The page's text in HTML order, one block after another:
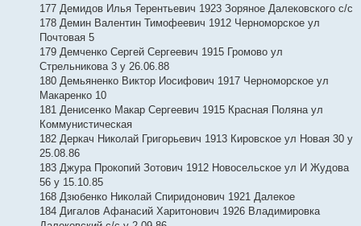
177 Демидов Илья Терентьевич 1923 Зоряное Далековского с/с
178 Демин Валентин Тимофеевич 1912 Черноморское ул
Почтовая 5
179 Демченко Сергей Сергеевич 1915 Громово ул
Стрельникова 3 у 26.06.88
180 Демьяненко Виктор Иосифович 1917 Черноморское ул
Макаренко 10
181 Денисенко Макар Сергеевич 1915 Красная Поляна ул
Коммунистическая
182 Деркач Николай Григорьевич 1913 Кировское ул Новая 30 у
25.08.86
183 Джура Прокопий Зотович 1912 Новосельское ул И Жудова
56 у 15.10.85
168 Дзюбенко Николай Спиридонович 1921 Далекое
184 Дигалов Афанасий Харитонович 1926 Владимировка